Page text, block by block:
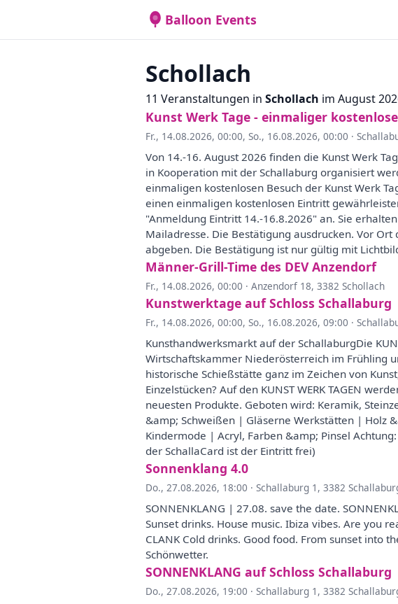
Balloon Events
Schollach
11 Veranstaltungen in Schollach im August
Kunst Werk Tage - einmaliger
Fr., 14.08.2026, 00:00, So., 16.08.2026, 00:00 ·
Von 14.-16. August 2026 finden die Kunst Werk
in Kooperation mit der Schallaburg organisiert
einmaligen kostenlosen Besuch der Kunst Werk
einen einmaligen kostenlosen Eintritt
"Anmeldung Eintritt 14.-16.8.2026" an. Sie
Mailadresse. Die Bestätigung ausdrucken. Vor
abgeben. Die Bestätigung ist nur gültig mit
Männer-Grill-Time des DEV Anzendorf
Fr., 14.08.2026, 00:00 · Anzendorf 18, 3382 Schollach
Kunstwerktage auf Schloss Schallaburg
Fr., 14.08.2026, 00:00, So., 16.08.2026, 09:00 ·
Kunsthandwerksmarkt auf der SchallaburgDie
Wirtschaftskammer Niederösterreich im Frühling
historische Schießstätte ganz im Zeichen von
Einzelstücken? Auf den KUNST WERK TAGEN
neuesten Produkte. Geboten wird: Keramik,
&amp; Schweißen | Gläserne Werkstätten | Holz
Kindermode | Acryl, Farben &amp; Pinsel
der SchallaCard ist der Eintritt frei)
Sonnenklang 4.0
Do., 27.08.2026, 18:00 · Schallaburg 1, 3382
SONNENKLANG | 27.08. save the date.
Sunset drinks. House music. Ibiza vibes. Are you
CLANK Cold drinks. Good food. From sunset into
Schönwetter.
SONNENKLANG auf Schloss Schallaburg
Do., 27.08.2026, 19:00 · Schallaburg 1, 3382